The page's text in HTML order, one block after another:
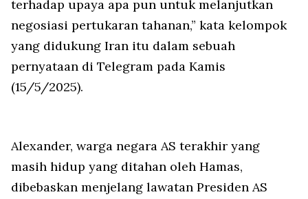
terhadap upaya apa pun untuk melanjutkan
negosiasi pertukaran tahanan,” kata kelompok
yang didukung Iran itu dalam sebuah
pernyataan di Telegram pada Kamis
(15/5/2025).
Alexander, warga negara AS terakhir yang
masih hidup yang ditahan oleh Hamas,
dibebaskan menjelang lawatan Presiden AS